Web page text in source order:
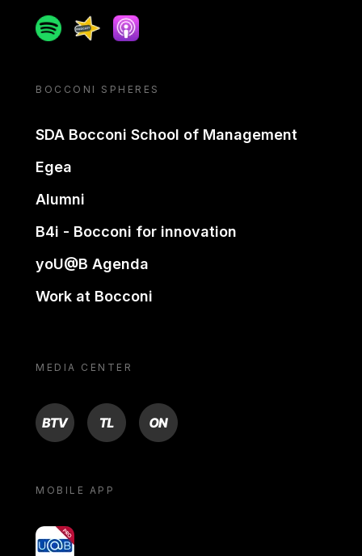
SpotifySpreakerApple podcast
BOCCONI SPHERES
SDA Bocconi School of Management
Egea
Alumni
B4i - Bocconi for innovation
yoU@B Agenda
Work at Bocconi
MEDIA CENTER
BTV TL ON
MOBILE APP
yoU@B